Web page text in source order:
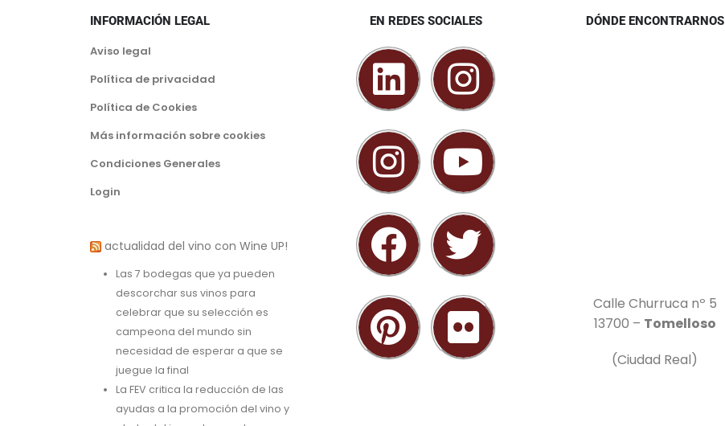
INFORMACIÓN LEGAL
Aviso legal
Política de privacidad
Política de Cookies
Más información sobre cookies
Condiciones Generales
Login
actualidad del vino con Wine UP!
Las 7 bodegas que ya pueden
descorchar sus vinos para
celebrar que su selección es
campeona del mundo sin
necesidad de esperar a que se
juegue la final
La FEV critica la reducción de las
ayudas a la promoción del vino y
EN REDES SOCIALES DÓNDE ENCONTRARNOS
Calle Churruca nº 5
13700 – Tomelloso
(Ciudad Real)